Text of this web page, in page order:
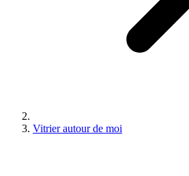
Vitrier autour de moi